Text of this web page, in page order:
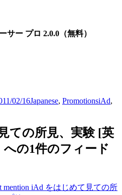
サー プロ 2.0.0（無料）
02/16ゴ
ー
Japanese, PromotionsiAd,
ての所見、実験 [英
の1件のフィード
mention iAd をはじめて見ての所